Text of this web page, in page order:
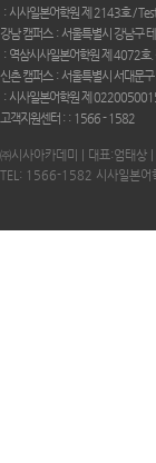
시사일본어학원 제 2143호 /
강남 캠퍼스
서울특별시 강남구
역삼시사일본어학원 제 4072호
신촌 캠퍼스
서울특별시 서대문
시사일본어학원 제
고객지원센터 :
1566 - 1582
㈜시사아카데미 | 대표:엄태
TEL: 1566-1582 시사일본어